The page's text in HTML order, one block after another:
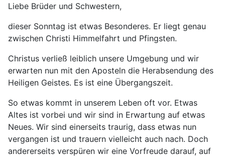
Liebe Brüder und Schwestern,
dieser Sonntag ist etwas Besonderes. Er liegt genau
zwischen Christi Himmelfahrt und Pfingsten.
Christus verließ leiblich unsere Umgebung und wir
erwarten nun mit den Aposteln die Herabsendung des
Heiligen Geistes. Es ist eine Übergangszeit.
So etwas kommt in unserem Leben oft vor. Etwas
Altes ist vorbei und wir sind in Erwartung auf etwas
Neues. Wir sind einerseits traurig, dass etwas nun
vergangen ist und trauern vielleicht auch nach. Doch
andererseits verspüren wir eine Vorfreude darauf, auf